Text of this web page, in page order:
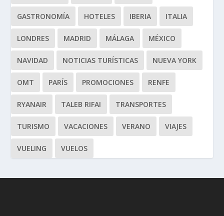
GASTRONOMÍA HOTELES IBERIA ITALIA
LONDRES MADRID MÁLAGA MÉXICO
NAVIDAD NOTICIAS TURÍSTICAS NUEVA YORK
OMT PARÍS PROMOCIONES RENFE
RYANAIR TALEB RIFAI TRANSPORTES
TURISMO VACACIONES VERANO VIAJES
VUELING VUELOS